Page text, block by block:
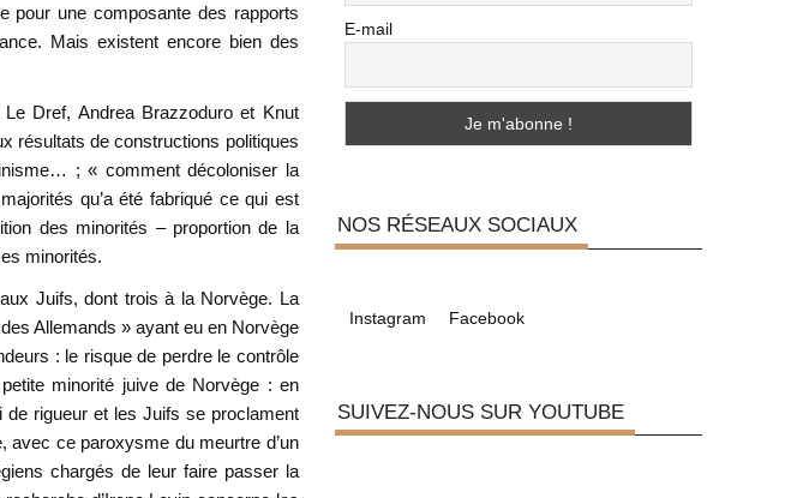
pour une composante des rapports
Mais existent encore bien des
Dref, Andrea Brazzoduro et Knut
résultats de constructions politiques
; « comment décoloniser la
qu’a été fabriqué ce qui est
des minorités – proportion de la
minorités.
Juifs, dont trois à la Norvège. La
Allemands » ayant eu en Norvège
: le risque de perdre le contrôle
minorité juive de Norvège : en
de rigueur et les Juifs se proclament
avec ce paroxysme du meurtre d’un
chargés de leur faire passer la
E-mail
NOS RÉSEAUX SOCIAUX
Instagram Facebook
SUIVEZ-NOUS SUR YOUTUBE